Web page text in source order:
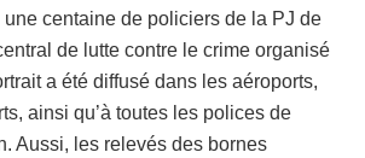
centaine de policiers de la PJ de
de lutte contre le crime organisé
a été diffusé dans les aéroports,
ainsi qu’à toutes les polices de
Aussi, les relevés des bornes